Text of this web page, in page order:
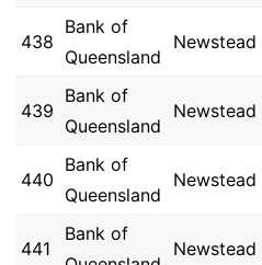
438
Bank of
Queensland
Newstead
439
Bank of
Queensland
Newstead
440
Bank of
Queensland
Newstead
441
Bank of
Newstead